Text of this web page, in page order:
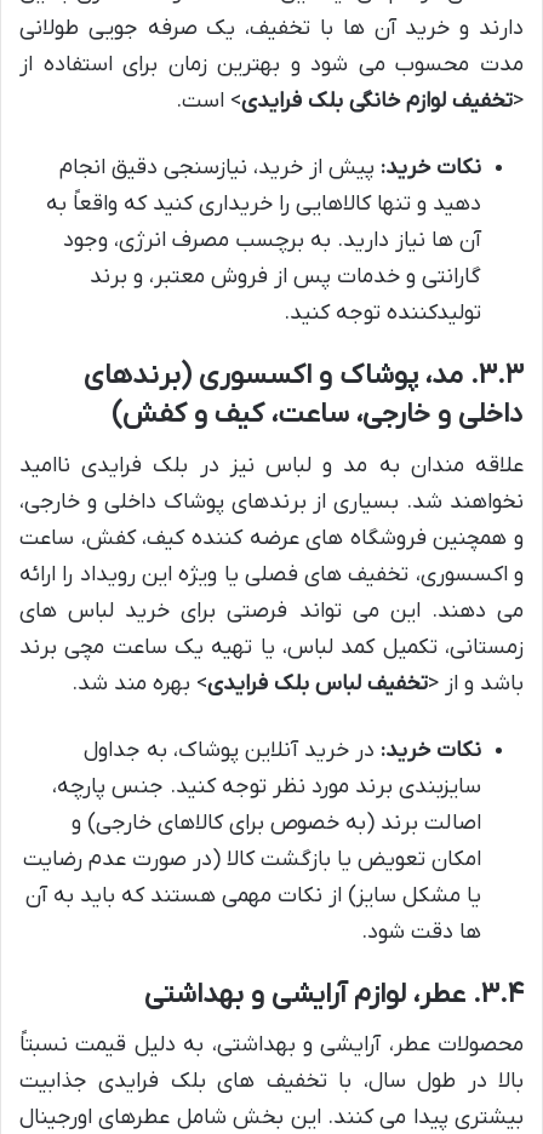
دارند و خرید آن ها با تخفیف، یک صرفه جویی طولانی
مدت محسوب می شود و بهترین زمان برای استفاده از
<تخفیف لوازم خانگی بلک فرایدی> است.
نکات خرید: پیش از خرید، نیازسنجی دقیق انجام
دهید و تنها کالاهایی را خریداری کنید که واقعاً به
آن ها نیاز دارید. به برچسب مصرف انرژی، وجود
گارانتی و خدمات پس از فروش معتبر، و برند
تولیدکننده توجه کنید.
۳.۳. مد، پوشاک و اکسسوری (برندهای
داخلی و خارجی، ساعت، کیف و کفش)
علاقه مندان به مد و لباس نیز در بلک فرایدی ناامید
نخواهند شد. بسیاری از برندهای پوشاک داخلی و خارجی،
و همچنین فروشگاه های عرضه کننده کیف، کفش، ساعت
و اکسسوری، تخفیف های فصلی یا ویژه این رویداد را ارائه
می دهند. این می تواند فرصتی برای خرید لباس های
زمستانی، تکمیل کمد لباس، یا تهیه یک ساعت مچی برند
باشد و از <تخفیف لباس بلک فرایدی> بهره مند شد.
نکات خرید: در خرید آنلاین پوشاک، به جداول
سایزبندی برند مورد نظر توجه کنید. جنس پارچه،
اصالت برند (به خصوص برای کالاهای خارجی) و
امکان تعویض یا بازگشت کالا (در صورت عدم رضایت
یا مشکل سایز) از نکات مهمی هستند که باید به آن
ها دقت شود.
۳.۴. عطر، لوازم آرایشی و بهداشتی
محصولات عطر، آرایشی و بهداشتی، به دلیل قیمت نسبتاً
بالا در طول سال، با تخفیف های بلک فرایدی جذابیت
بیشتری پیدا می کنند. این بخش شامل عطرهای اورجینال